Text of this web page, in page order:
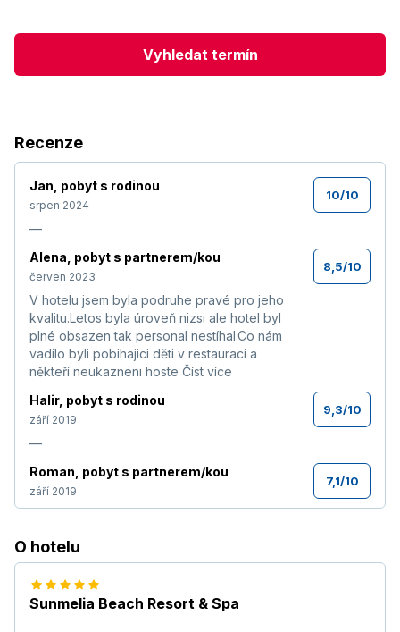
Vyhledat termín
Recenze
Jan pobyt s rodinou
srpen 2024
—
10/10
Alena pobyt s partnerem/kou
červen 2023
V hotelu jsem byla podruhe pravé pro jeho
kvalitu.Letos byla úroveň nizsi ale hotel byl
plné obsazen tak personal nestíhal.Co nám
vadilo byli pobihajici děti v restauraci a
někteří neukazneni hoste Číst více
8,5/10
Halir, pobyt s rodinou
září 2019
—
9,3/10
Roman pobyt s partnerem/kou
září 2019
7,1/10
Danča, pobyt s rodinou
květen 2018
Tento hotel nás velmi zklamal,90% je ruská
klientela.Personál nestíhá jak v jídelně tak při
O hotelu
Sunmelia Beach Resort & Spa